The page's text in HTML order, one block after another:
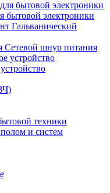
бытовой электроники
Гальванический
Сетевой шнур питания
техники
и систем